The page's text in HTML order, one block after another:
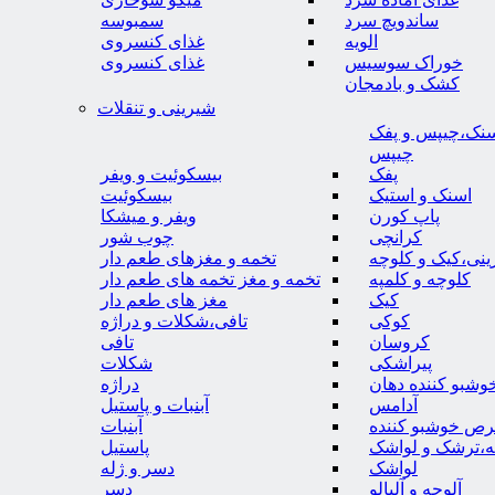
ساندویچ سرد
الویه
خوراک سوسیس
کشک و بادمجان
سمبوسه
غذای کنسروی
غذای کنسروی
شیرینی و تنقلات
و پفک
چیپس
پفک
اسنک و استیک
پاپ کورن
کرانچی
و کلوچه
کلوچه و کلمپه
کیک
کوکی
کروسان
پیراشکی
کننده دهان
آدامس
خوشبو کننده
و لواشک
لواشک
آلوچه و آلبالو
بیسکوئیت و ویفر
بیسکوئیت
ویفر و میشکا
چوب شور
تخمه و مغزهای طعم دار
تخمه و مغز تخمه های طعم دار
مغز های طعم دار
تافی،شکلات و دراژه
تافی
شکلات
دراژه
آبنبات و پاستیل
آبنبات
پاستیل
دسر و ژله
دسر